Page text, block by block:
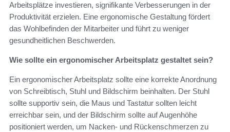
Arbeitsplätze investieren, signifikante Verbesserungen in der
Produktivität erzielen. Eine ergonomische Gestaltung fördert
das Wohlbefinden der Mitarbeiter und führt zu weniger
gesundheitlichen Beschwerden.
Wie sollte ein ergonomischer Arbeitsplatz gestaltet sein?
Ein ergonomischer Arbeitsplatz sollte eine korrekte Anordnung
von Schreibtisch, Stuhl und Bildschirm beinhalten. Der Stuhl
sollte supportiv sein, die Maus und Tastatur sollten leicht
erreichbar sein, und der Bildschirm sollte auf Augenhöhe
positioniert werden, um Nacken- und Rückenschmerzen zu